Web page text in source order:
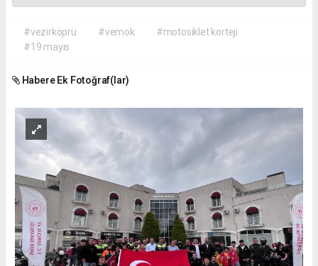
#vezirköprü #vemok
#motosiklet korteji
#19 mayıs
Habere Ek Fotoğraf(lar)